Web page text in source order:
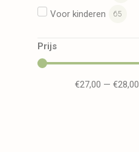
Voor kinderen 65
Prijs
€27,00 —€28,00